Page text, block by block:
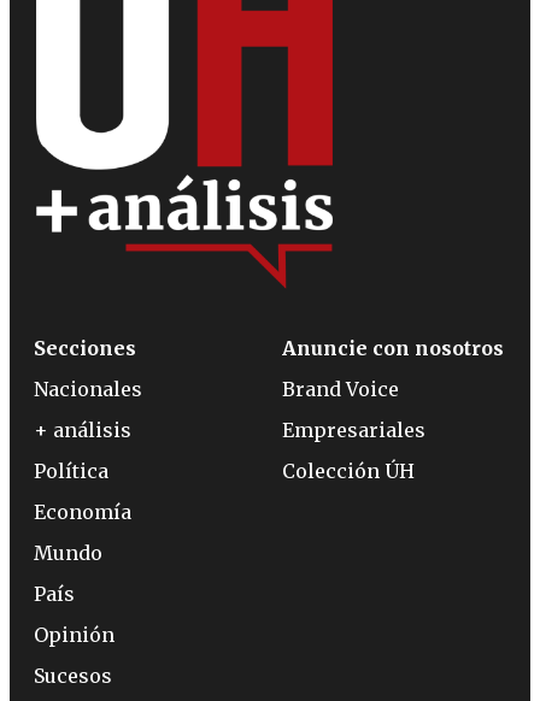
Secciones
Nacionales
+ análisis
Política
Economía
Mundo
País
Opinión
Sucesos
Anuncie con nosotros
Brand Voice
Empresariales
Colección ÚH